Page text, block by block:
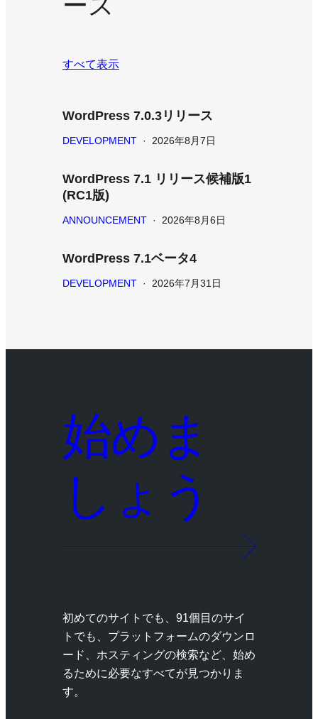
すべて表示
WordPress 7.0.3リリース
DEVELOPMENT · 2026年8月7日
WordPress 7.1 リリース候補版1
(RC1版)
ANNOUNCEMENT · 2026年8月6日
WordPress 7.1ベータ4
DEVELOPMENT · 2026年7月31日
始めま
しょう
初めてのサイトでも、91個目のサイ
トでも、プラットフォームのダウンロ
ード、ホスティングの検索など、始め
るために必要なすべてが見つかりま
す。